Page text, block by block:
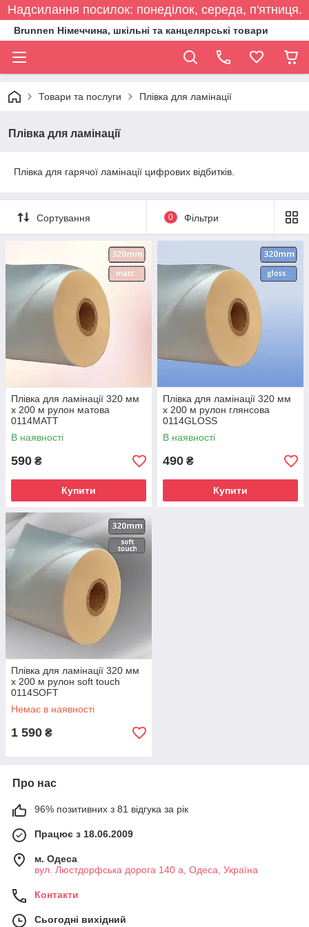
Надсилання посилок: понеділок, середа, п'ятниця.
Brunnen Німеччина, шкільні та канцелярські товари
Товари та послуги Плівка для ламінації
Плівка для ламінації
Плівка для гарячої ламінації цифрових відбитків.
Сортування 0 Фільтри
Плівка для ламінації 320 мм
х 200 м рулон матова
0114MATT
В наявності
590 ₴
Купити
Плівка для ламінації 320 мм
х 200 м рулон глянсова
0114GLOSS
В наявності
490 ₴
Купити
Плівка для ламінації 320 мм
х 200 м рулон soft touch
0114SOFT
Немає в наявності
1 590 ₴
Про нас
96% позитивних з 81 відгука за рік
Працює з 18.06.2009
м. Одеса
вул. Люстдорфська дорога 140 а, Одеса, Україна
Контакти
Сьогодні вихідний